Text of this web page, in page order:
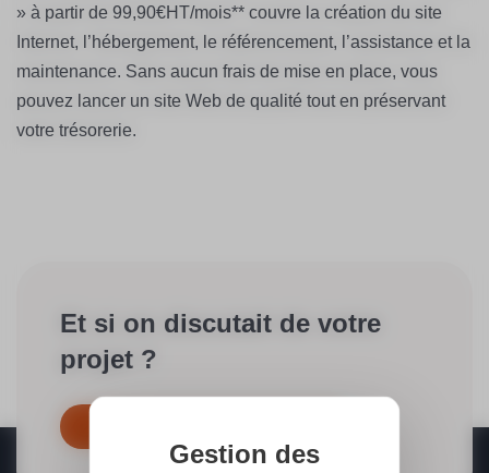
» à partir de 99,90€HT/mois** couvre la création du site
Internet, l’hébergement, le référencement, l’assistance et la
maintenance. Sans aucun frais de mise en place, vous
pouvez lancer un site Web de qualité tout en préservant
votre trésorerie.
Et si on discutait de votre
projet ?
Gestion des